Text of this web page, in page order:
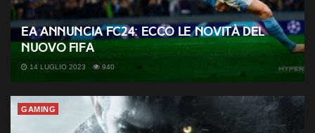
EA annuncia FC24: ecco le novità del
nuovo FIFA
14 LUGLIO 2023 940
GAMING